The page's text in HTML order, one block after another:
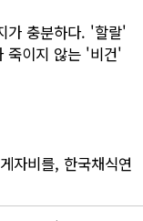
가 충분하다. '할랄'
죽이지 않는 '비건'
자비를, 한국채식연